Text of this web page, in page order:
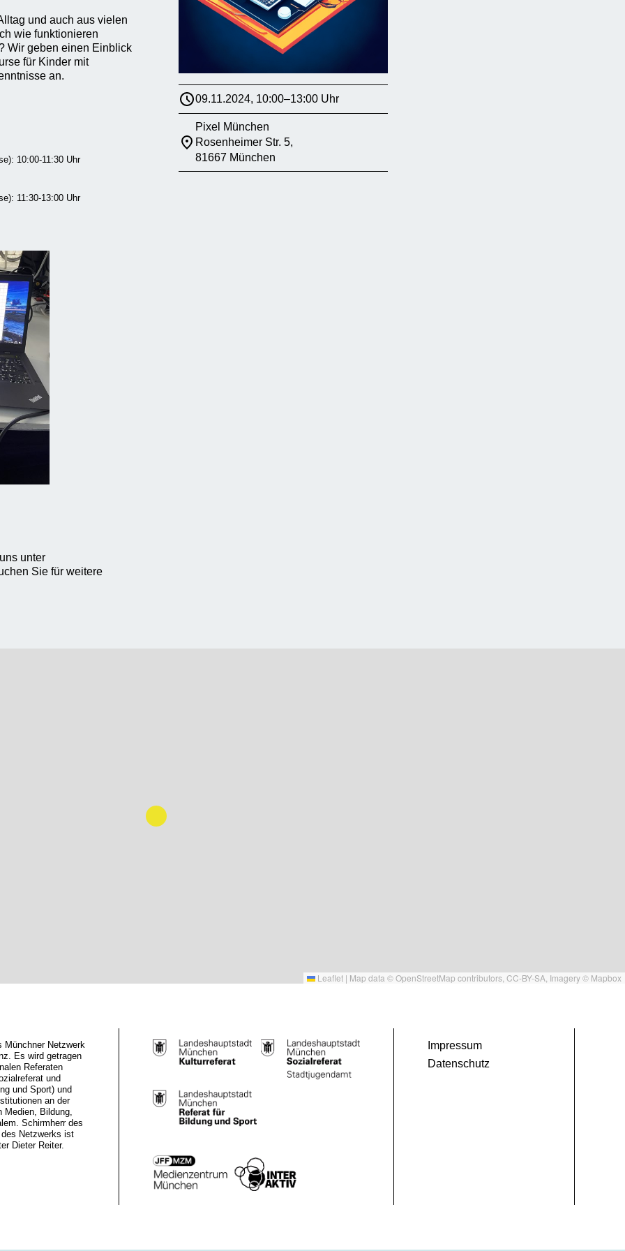
und auch aus vielen
wie funktionieren
Wir geben einen Einblick
für Kinder mit
an.
10:00-11:30 Uhr
11:30-13:00 Uhr
unter
Sie für weitere
09.11.2024, 10:00–13:00 Uhr
Pixel München
Rosenheimer Str. 5,
81667 München
Leaflet | Map data ©OpenStreetMap contributors, CC-BY-SA , Imagery © Mapbox
Netzwerk
Es wird getragen
Referaten
und
und Sport) und
an der
Medien, Bildung,
Schirmherr des
Netzwerks ist
Dieter Reiter.
Impressum
Datenschutz